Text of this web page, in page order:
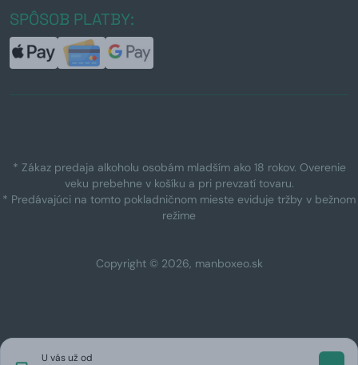
U vás už od
SPÔSOB PLATBY:
* Zákaz predaja alkoholu osobám mladším ako 18 rokov. Overenie
veku prebehne v košíku a pri prevzatí tovaru.
* Predávajúci na tomto pokladničnom mieste eviduje tržby v bežnom
režime
Copyright © 2026, manboxeo.sk